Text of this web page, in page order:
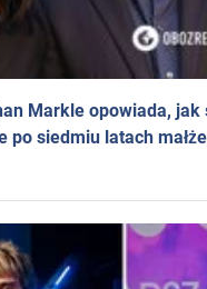
Markle opowiada, jak
po siedmiu latach